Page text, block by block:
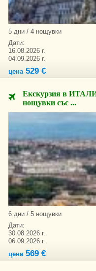
5 дни / 4 нощувки
Дати:
16.08.2026 г.
04.09.2026 г.
цена 529 €
Екскурзия в
нощувки със ...
6 дни / 5 нощувки
Дати:
30.08.2026 г.
06.09.2026 г.
цена 569 €